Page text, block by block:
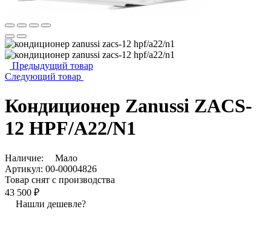
Предыдущий товар
Следующий товар
Кондиционер Zanussi ZACS-
12 HPF/A22/N1
Наличие:
Мало
Артикул: 00-00004826
Товар снят с производства
43 500 ₽
Нашли дешевле?